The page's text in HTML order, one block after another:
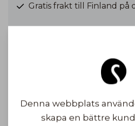
Gratis frakt till Finland på
Bli inspirerad
Denna webbplats
skapa en bättre